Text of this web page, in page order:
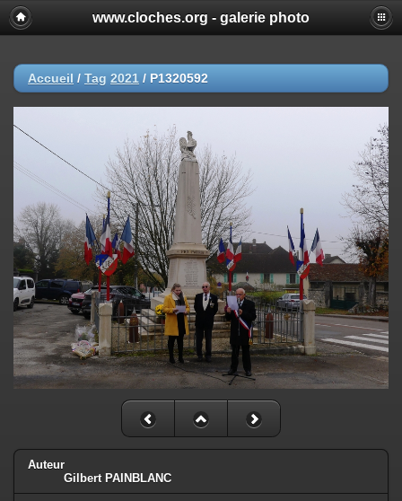
www.cloches.org - galerie photo
Accueil / Tag 2021 / P1320592
Auteur
Gilbert PAINBLANC